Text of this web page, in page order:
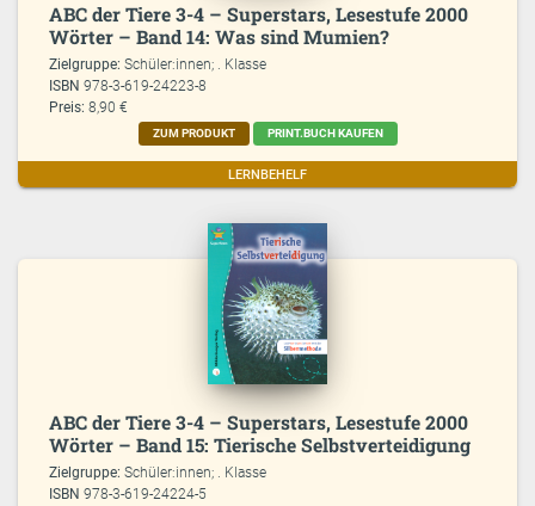
ABC der Tiere 3-4 – Superstars, Lesestufe 2000
Wörter – Band 14: Was sind Mumien?
Zielgruppe:Schüler:innen; . Klasse
ISBN978-3-619-24223-8
Preis: 8,90 €
ZUM PRODUKT PRINT.BUCH KAUFEN
LERNBEHELF
ABC der Tiere 3-4 – Superstars, Lesestufe 2000
Wörter – Band 15: Tierische Selbstverteidigung
Zielgruppe:Schüler:innen; . Klasse
ISBN978-3-619-24224-5